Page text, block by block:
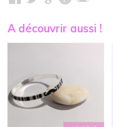
A découvrir aussi !